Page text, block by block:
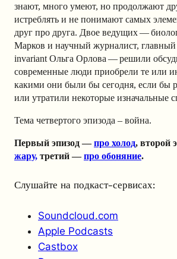
знают, много умеют, но продолжают
истреблять и не понимают самых
друг про друга. Двое ведущих —
Марков и научный журналист, главный
invariant Ольга Орлова — решили
современные люди приобрели те или
какими они были бы сегодня, если бы
или утратили некоторые изначальные
Тема четвертого эпизода – война.
Первый эпизод —про холод, второй
жару, третий —про обоняние.
Слушайте на подкаст-сервисах:
Soundcloud.com
Apple Podcasts
Castbox